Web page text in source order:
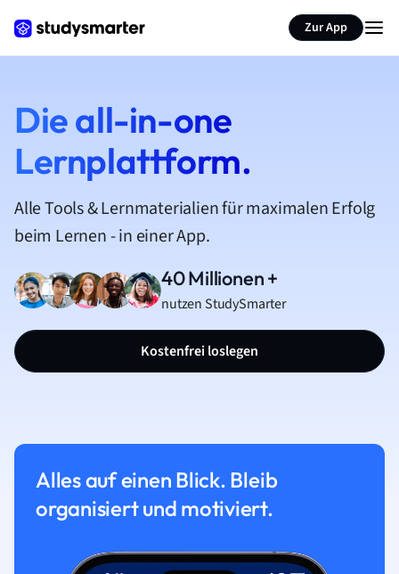
Zur App
Die all-in-one
Lernplattform.
Alle Tools & Lernmaterialien für maximalen Erfolg
beim Lernen - in einer App.
40 Millionen +
nutzen StudySmarter
Kostenfrei loslegen
Alles auf einen Blick. Bleib
organisiert und motiviert.